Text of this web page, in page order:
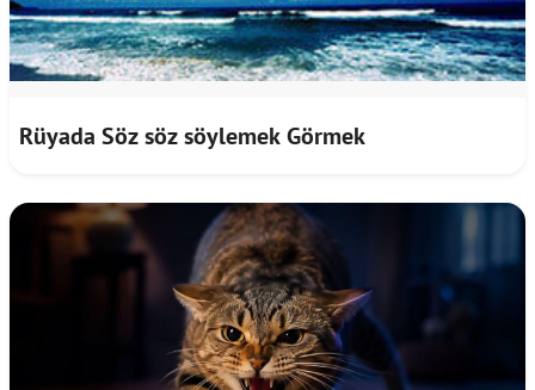
Rüyada Söz söz söylemek Görmek